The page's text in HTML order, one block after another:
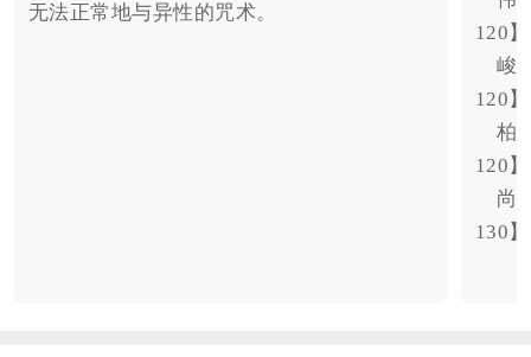
无法正常地与异性的咒术。
120
120
120
130